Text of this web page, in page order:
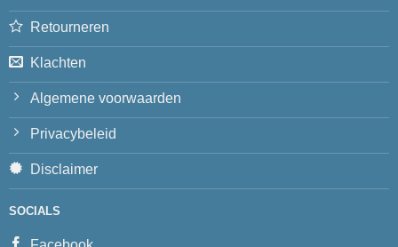
Retourneren
Klachten
Algemene voorwaarden
Privacybeleid
Disclaimer
SOCIALS